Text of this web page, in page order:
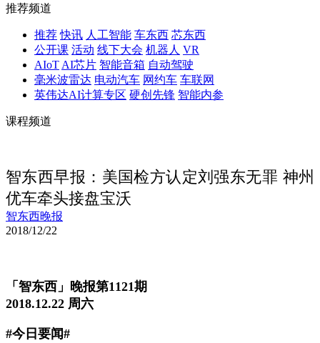
推荐频道
推荐 快讯 人工智能 车东西 芯东西
公开课 活动 线下大会 机器人 VR
AIoT AI芯片 智能音箱 自动驾驶
毫米波雷达 电动汽车 网约车 车联网
英伟达AI计算专区 硬创先锋 智能内参
课程频道
智东西早报：美国检方认定刘强东无罪 神州
优车牵头接盘宝沃
智东西晚报
2018/12/22
「智东西」晚报第1121期
2018.12.22 周六
#今日要闻#